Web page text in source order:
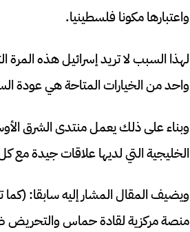
واعتبارها مكونا فلسطينيا.
لهذا السبب لا تريد إسرائيل هذه
واحد من الخيارات المتاحة هي عودة
وبناء على ذلك يعمل منتدى الشرق
الخليجية التي لديها علاقات جيدة مع
ويضيف المقال المشار إليه سابقا:
منصة مركزية لقادة حماس والتحريض